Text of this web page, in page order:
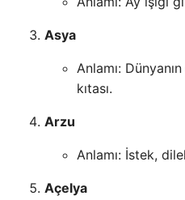
Asya
Anlamı:
kıtası.
Arzu
Anlamı: İstek,
Açelya